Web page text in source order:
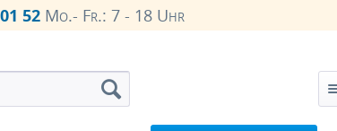
52Mo.- Fr.: 7 - 18 Uhr